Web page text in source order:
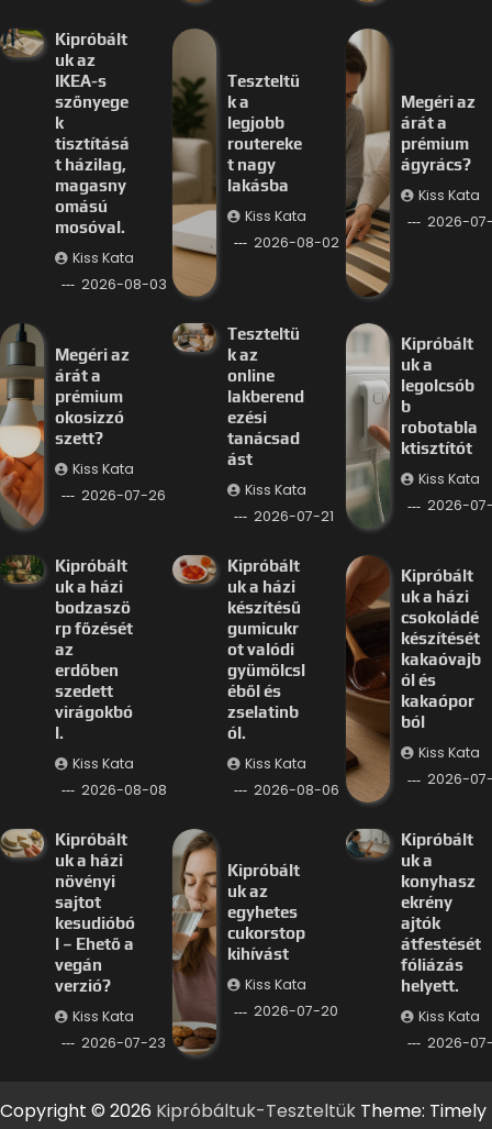
Kipróbált
uk az
IKEA-s
szőnyege
k
tisztításá
t házilag,
magasny
omású
mosóval.
Kiss Kata
2026-08-03
Teszteltü
k a
legjobb
routereke
t nagy
lakásba
Kiss Kata
2026-08-02
Megéri az
árát a
prémium
ágyrács?
Kiss Kata
2026-
Megéri az
árát a
prémium
okosizzó
szett?
Kiss Kata
2026-07-26
Teszteltü
k az
online
lakberend
ezési
tanácsad
ást
Kiss Kata
2026-07-21
Kipróbált
uk a
legolcsób
b
robotabla
ktisztítót
Kiss Kata
2026-
Kipróbált
uk a házi
bodzaszö
rp főzését
az
erdőben
szedett
virágokbó
l.
Kiss Kata
2026-08-08
Kipróbált
uk a házi
készítésű
gumicukr
ot valódi
gyümölcsl
éből és
zselatinb
ól.
Kiss Kata
2026-08-06
Kipróbált
uk a házi
csokoládé
készítését
kakaóvajb
ól és
kakaópor
ból
Kiss Kata
2026-
Kipróbált
uk a házi
növényi
sajtot
kesudióbó
l – Ehető a
vegán
verzió?
Kiss Kata
2026-07-23
Kipróbált
uk az
egyhetes
cukorstop
kihívást
Kiss Kata
2026-07-20
Kipróbált
uk a
konyhasz
ekrény
ajtók
átfestését
fóliázás
helyett.
Kiss Kata
2026-
Copyright © 2026 Kipróbáltuk-Teszteltük Theme: Timely